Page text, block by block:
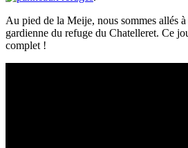
Au pied de la Meije, nous sommes allés
gardienne du refuge du Chatelleret. Ce
complet !